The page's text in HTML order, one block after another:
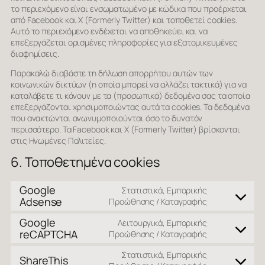
το περιεχόμενο είναι ενσωματωμένο με κώδικα που προέρχεται
από Facebook και X (Formerly Twitter) και τοποθετεί cookies.
Αυτό το περιεχόμενο ενδέχεται να αποθηκεύει και να
επεξεργάζεται ορισμένες πληροφορίες για εξατομικευμένες
διαφημίσεις.
Παρακαλώ διαβάστε τη δήλωση απορρήτου αυτών των
κοινωνικών δικτύων (η οποία μπορεί να αλλάζει τακτικά) για να
καταλάβετε τι κάνουν με τα (προσωπικά) δεδομένα σας τα οποία
επεξεργάζονται χρησιμοποιώντας αυτά τα cookies. Τα δεδομένα
που ανακτώνται ανωνυμοποιούνται όσο το δυνατόν
περισσότερο. Τα Facebook και X (Formerly Twitter) βρίσκονται
στις Ηνωμένες Πολιτείες.
6. Τοποθετημένα cookies
Google
Adsense
Στατιστικά, Εμπορικής
Προώθησης / Καταγραφής
Consent
google-
Google
reCAPTCHA
Λειτουργικά, Εμπορικής
Προώθησης / Καταγραφής
Consent
service
ShareThis
Στατιστικά, Εμπορικής